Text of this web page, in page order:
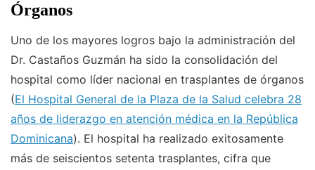
Órganos
Uno de los mayores logros bajo la administración del
Dr. Castaños Guzmán ha sido la consolidación del
hospital como líder nacional en trasplantes de órganos
(El Hospital General de la Plaza de la Salud celebra 28
años de liderazgo en atención médica en la República
Dominicana). El hospital ha realizado exitosamente
más de seiscientos setenta trasplantes, cifra que